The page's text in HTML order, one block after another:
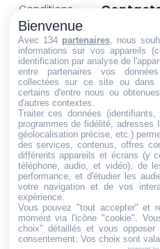
Conditions
générales
de vente
Politique de
cookies
Politique de
confidentialité
Mentions
légales
Conditions de
retour et de
remboursement
Droit de
rétractation
Email:
Bienvenue
Avec 134 partenaires, nous
informations sur vos appareils
identification par analyse de
entre partenaires vos
collectées sur ce site ou dans
certains d'entre nous ou
d'autres contextes.
Traiter ces données (identifiants,
programmes de fidélité, adresses
géolocalisation précise, etc.)
des services, contenus, offres
différents appareils et écrans (y
téléphone, audio, et vidéo), de
performance, et d'étudier les
votre navigation et de vos
expérience.
Vous pouvez "tout accepter" et
moment via l'icône "cookie" .
choix" détaillés et vous
consentement. Vos choix sont